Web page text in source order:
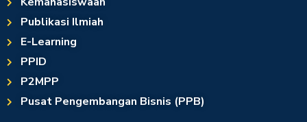
Publikasi Ilmiah
E-Learning
PPID
P2MPP
Pusat Pengembangan Bisnis (PPB)